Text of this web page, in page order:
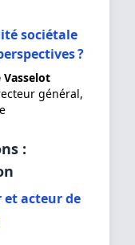
sociétale
?
général,
:
et acteur de